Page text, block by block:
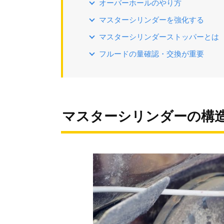
オーバーホールのやり方
マスターシリンダーを強化する
マスターシリンダーストッパーとは
フルードの量確認・交換が重要
マスターシリンダーの構